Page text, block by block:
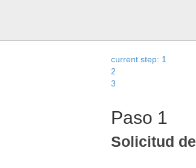
current step: 1
2
3
Paso 1
Solicitud